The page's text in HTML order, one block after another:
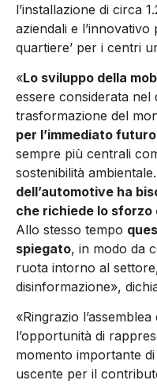
l’installazione di circa
aziendali e
quartiere’ per i centri
«Lo sviluppo della
essere considerata nel
trasformazione del
per l’immediato futuro
sempre più centrali
sostenibilità
dell’automotive ha
che richiede lo
Allo stesso tempo
spiegato, in modo da
ruota intorno al
disinformazione»,
«Ringrazio
l’opportunità di
momento importante
uscente per il